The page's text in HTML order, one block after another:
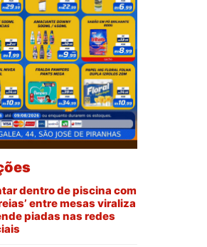
dentro de piscina com
entre mesas viraliza
piadas nas redes